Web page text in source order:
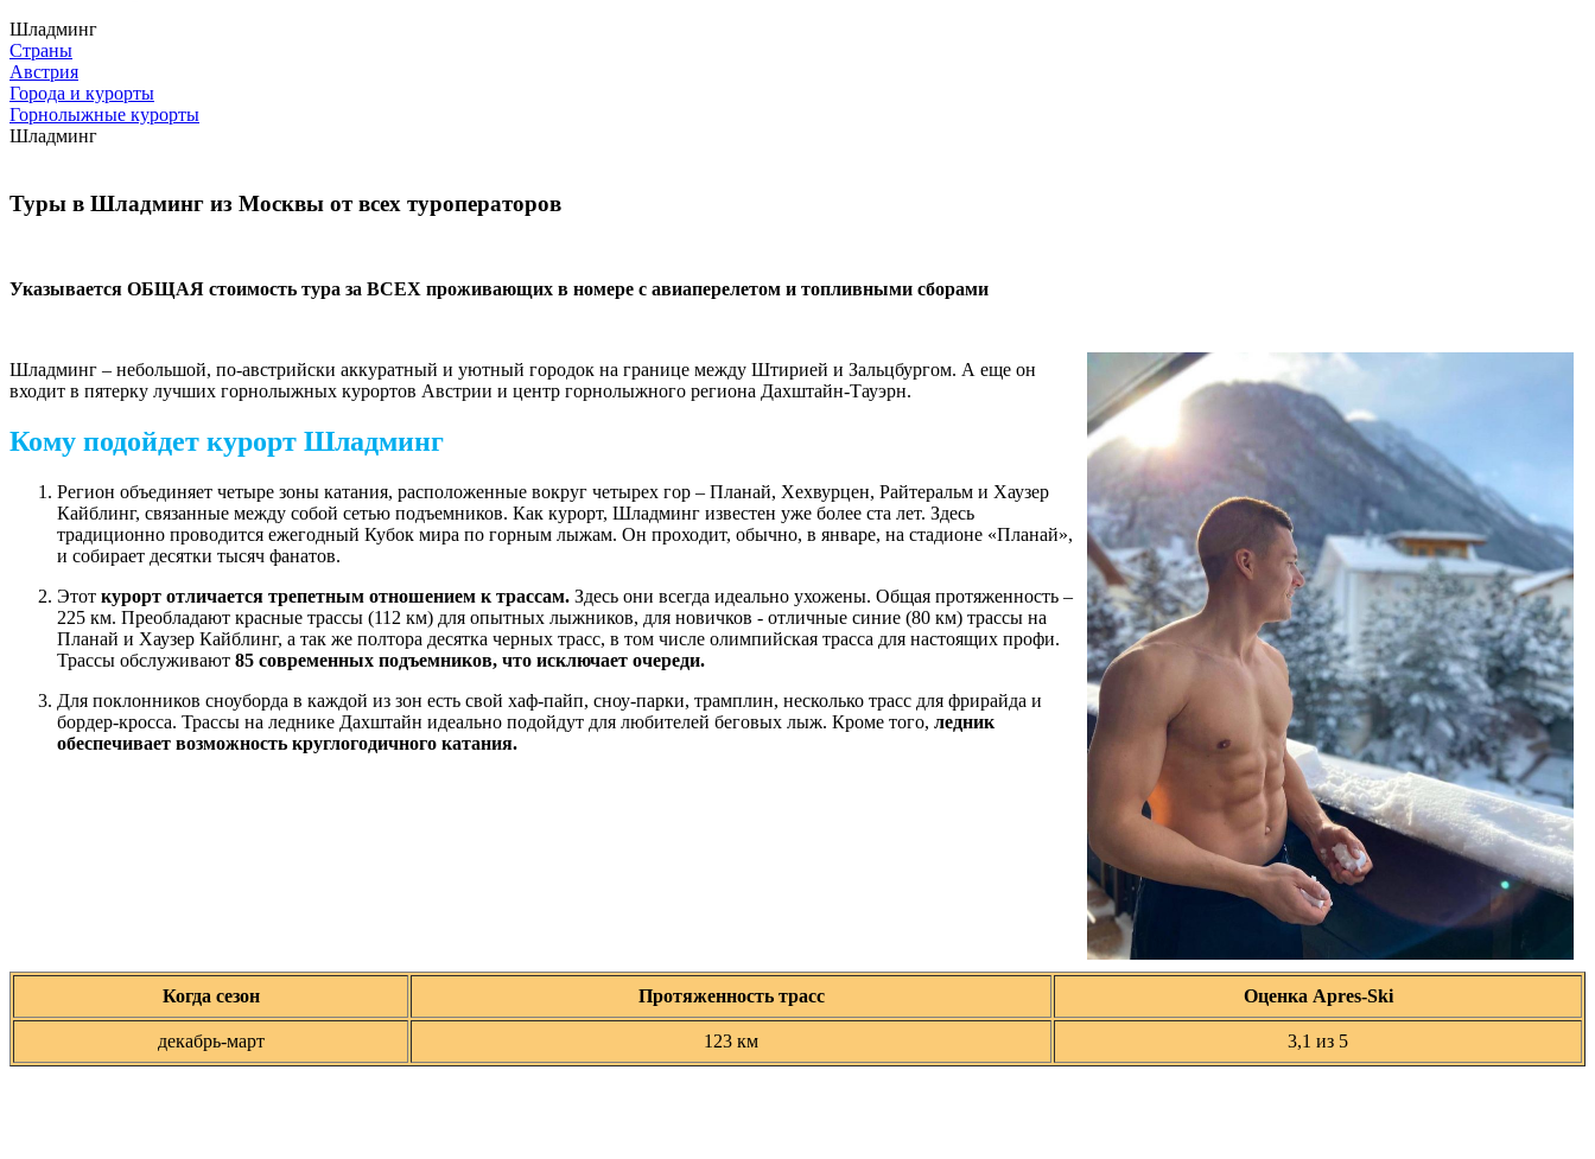
Шладминг
Страны
Австрия
Города и курорты
Горнолыжные курорты
Шладминг
Туры в Шладминг из Москвы от всех туроператоров
Указывается ОБЩАЯ стоимость тура за ВСЕХ проживающих в номере с авиаперелетом и топливными сборами
Шладминг – небольшой, по-австрийски аккуратный и уютный городок на границе между Штирией и Зальцбургом. А еще он
входит в пятерку лучших горнолыжных курортов Австрии и центр горнолыжного региона Дахштайн-Тауэрн.
Кому подойдет курорт Шладминг
Регион объединяет четыре зоны катания, расположенные вокруг четырех гор – Планай, Хехвурцен, Райтеральм и Хаузер
Кайблинг, связанные между собой сетью подъемников. Как курорт, Шладминг известен уже более ста лет. Здесь
традиционно проводится ежегодный Кубок мира по горным лыжам. Он проходит, обычно, в январе, на стадионе «Планай»,
и собирает десятки тысяч фанатов.
Этот курорт отличается трепетным отношением к трассам. Здесь они всегда идеально ухожены. Общая протяженность –
225 км. Преобладают красные трассы (112 км) для опытных лыжников, для новичков - отличные синие (80 км) трассы на
Планай и Хаузер Кайблинг, а так же полтора десятка черных трасс, в том числе олимпийская трасса для настоящих профи.
Трассы обслуживают 85 современных подъемников, что исключает очереди.
Для поклонников сноуборда в каждой из зон есть свой хаф-пайп, сноу-парки, трамплин, несколько трасс для фрирайда и
бордер-кросса. Трассы на леднике Дахштайн идеально подойдут для любителей беговых лыж. Кроме того, ледник
обеспечивает возможность круглогодичного катания.
Когда сезон Протяженность трасс Оценка Apres-Ski
декабрь-март 123 км 3,1 из 5